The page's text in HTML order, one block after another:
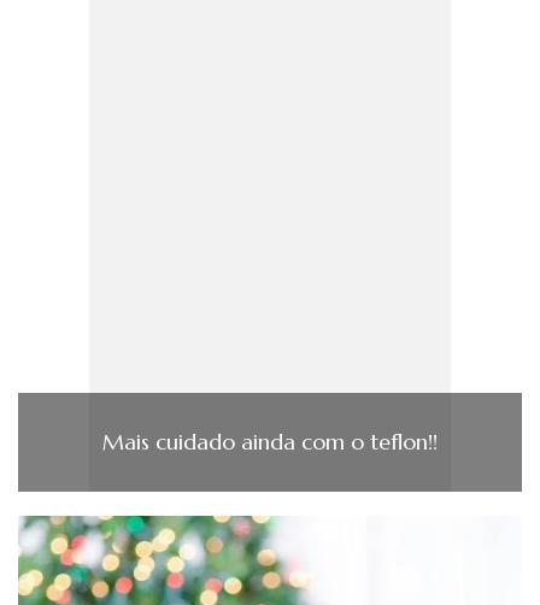
Mais cuidado ainda com o teflon!!